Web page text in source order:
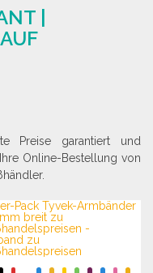
Angebot anfordern
|
Preise garantiert und
Online-Bestellung von